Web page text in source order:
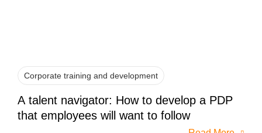
Corporate training and development
A talent navigator: How to develop a PDP
that employees will want to follow